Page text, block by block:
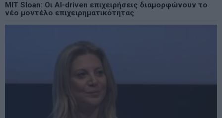
MIT Sloan: Οι AI-driven επιχειρήσεις διαμορφώνουν το
νέο μοντέλο επιχειρηματικότητας